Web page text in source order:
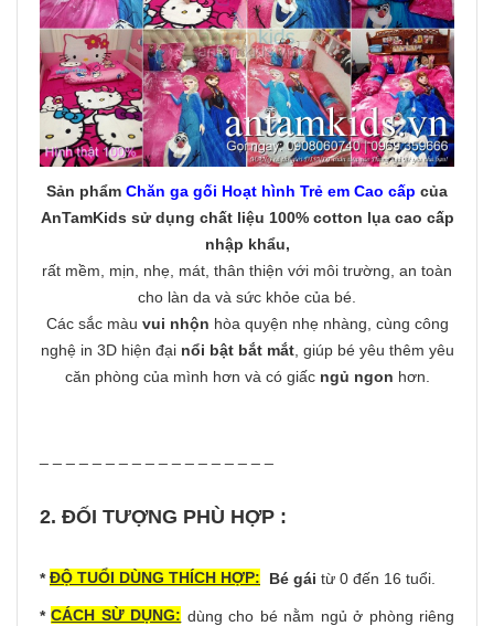
Sản phẩm Chăn ga gối Hoạt hình Trẻ em Cao cấp của
AnTamKids sử dụng chất liệu 100% cotton lụa cao cấp
nhập khẩu,
rất mềm, mịn, nhẹ, mát, thân thiện với môi trường, an toàn
cho làn da và sức khỏe của bé.
Các sắc màu vui nhộn hòa quyện nhẹ nhàng, cùng công
nghệ in 3D hiện đại nổi bật bắt mắt, giúp bé yêu thêm yêu
căn phòng của mình hơn và có giấc ngủ ngon hơn.
2. ĐỐI TƯỢNG PHÙ HỢP :
*ĐỘ TUỔI DÙNG THÍCH HỢP: Bé gái từ 0 đến 16 tuổi.
*CÁCH SỪ DỤNG: dùng cho bé nằm ngủ ở phòng riêng